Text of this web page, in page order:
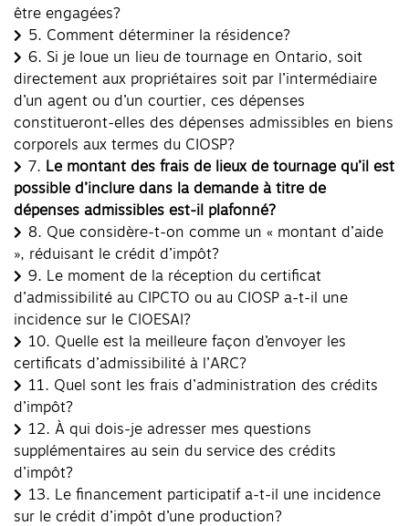
être engagées?
5. Comment déterminer la résidence?
6. Si je loue un lieu de tournage en Ontario, soit
directement aux propriétaires soit par l’intermédiaire
d’un agent ou d’un courtier, ces dépenses
constitueront-elles des dépenses admissibles en biens
corporels aux termes du CIOSP?
7. Le montant des frais de lieux de tournage qu’il est
possible d’inclure dans la demande à titre de
dépenses admissibles est-il plafonné?
8. Que considère-t-on comme un « montant d’aide
», réduisant le crédit d’impôt?
9. Le moment de la réception du certificat
d’admissibilité au CIPCTO ou au CIOSP a-t-il une
incidence sur le CIOESAI?
10. Quelle est la meilleure façon d’envoyer les
certificats d’admissibilité à l’ARC?
11. Quel sont les frais d’administration des crédits
d’impôt?
12. À qui dois-je adresser mes questions
supplémentaires au sein du service des crédits
d’impôt?
13. Le financement participatif a-t-il une incidence
sur le crédit d’impôt d’une production?